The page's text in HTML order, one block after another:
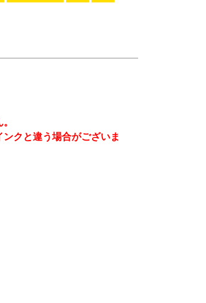
クと違う場合がございま